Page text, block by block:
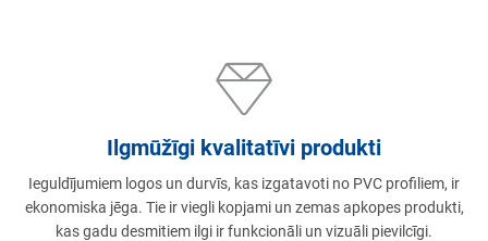
Ilgmūžīgi kvalitatīvi produkti
Ieguldījumiem logos un durvīs, kas izgatavoti no PVC profiliem, ir
ekonomiska jēga. Tie ir viegli kopjami un zemas apkopes produkti,
kas gadu desmitiem ilgi ir funkcionāli un vizuāli pievilcīgi.